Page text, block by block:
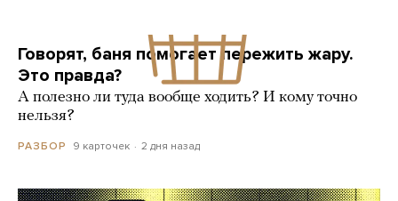
Говорят, баня помогает пережить жару.
Это правда?
А полезно ли туда вообще ходить? И кому точно
нельзя?
РАЗБОР 9 карточек 2 дня назад